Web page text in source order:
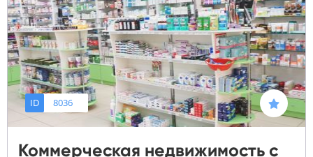
ID 8036
Коммерческая недвижимость с